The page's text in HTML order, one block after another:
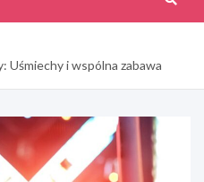
Uśmiechy i wspólna zabawa